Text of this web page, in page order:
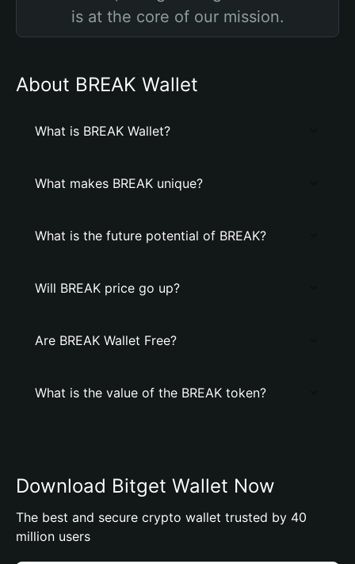
is at the core of our mission.
About BREAK Wallet
What is BREAK Wallet?
What makes BREAK unique?
What is the future potential of BREAK?
Will BREAK price go up?
Are BREAK Wallet Free?
What is the value of the BREAK token?
Download Bitget Wallet Now
The best and secure crypto wallet trusted by 40
million users